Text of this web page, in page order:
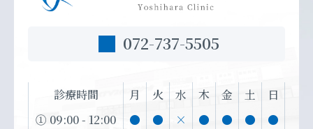
072-737-5505
診療時間 月 火 水 木 金 土
日
① 09:00- 12:00 ● ● × ● ● ●
●